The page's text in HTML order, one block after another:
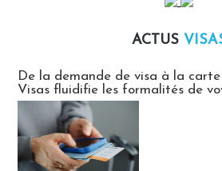
ACTUS
De la demande de visa à la carte
Visas fluidifie les formalités de